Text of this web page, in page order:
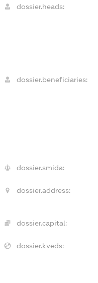
dossier.heads:
dossier.beneficiaries:
dossier.smida:
dossier.address:
dossier.capital:
dossier.kveds: